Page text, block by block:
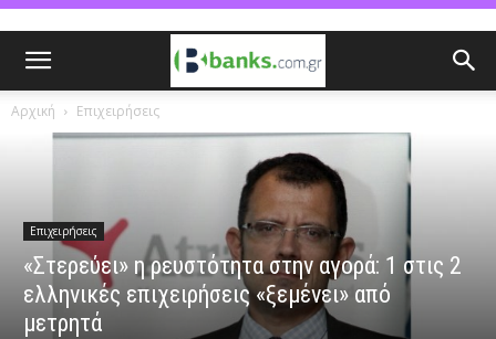
Αρχική Επιχειρήσεις
Επιχειρήσεις
«Στερεύει» η ρευστότητα στην αγορά: 1 στις 2
ελληνικές επιχειρήσεις «ξεμένει» από
μετρητά